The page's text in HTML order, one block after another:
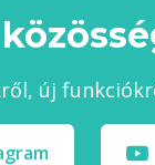
új